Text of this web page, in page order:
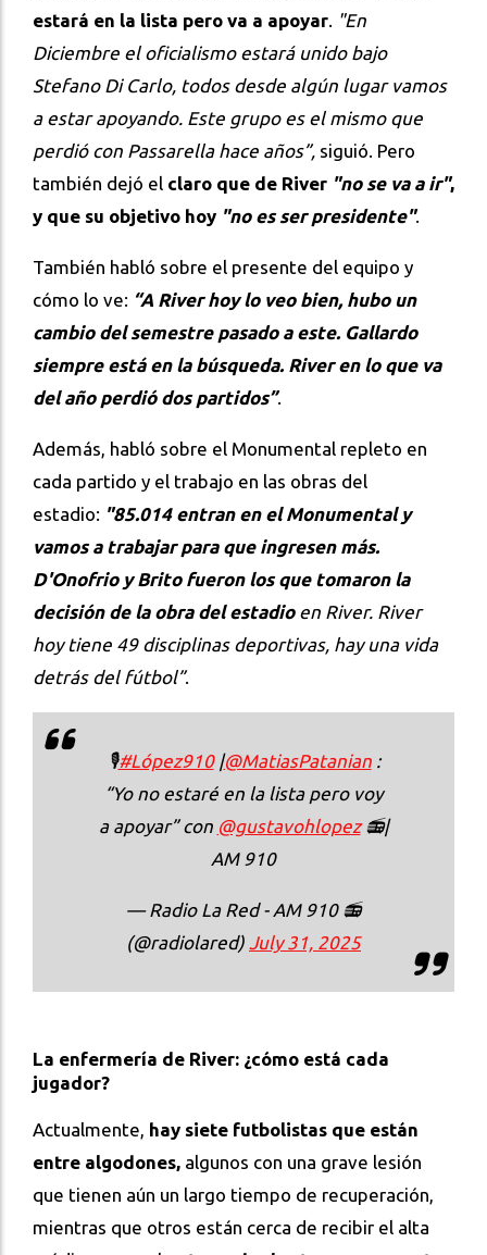
estará en la lista pero va a apoyar. "En
Diciembre el oficialismo estará unido bajo
Stefano Di Carlo, todos desde algún lugar vamos
a estar apoyando. Este grupo es el mismo que
perdió con Passarella hace años”, siguió. Pero
también dejó el claro que de River "no se va a ir",
y que su objetivo hoy "no es ser presidente".
También habló sobre el presente del equipo y
cómo lo ve: “A River hoy lo veo bien, hubo un
cambio del semestre pasado a este. Gallardo
siempre está en la búsqueda. River en lo que va
del año perdió dos partidos”.
Además, habló sobre el Monumental repleto en
cada partido y el trabajo en las obras del
estadio: "85.014 entran en el Monumental y
vamos a trabajar para que ingresen más.
D'Onofrio y Brito fueron los que tomaron la
decisión de la obra del estadio en River. River
hoy tiene 49 disciplinas deportivas, hay una vida
detrás del fútbol”.
🎙#López910|@MatiasPatanian:
“Yo no estaré en la lista pero voy
a apoyar” con @gustavohlopez📻|
AM 910
— Radio La Red - AM 910 📻
(@radiolared) July 31, 2025
La enfermería de River: ¿cómo está cada
jugador?
Actualmente, hay siete futbolistas que están
entre algodones, algunos con una grave lesión
que tienen aún un largo tiempo de recuperación,
mientras que otros están cerca de recibir el alta